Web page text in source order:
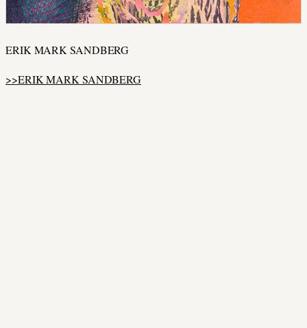
ERIK MARK SANDBERG
>>ERIK MARK SANDBERG